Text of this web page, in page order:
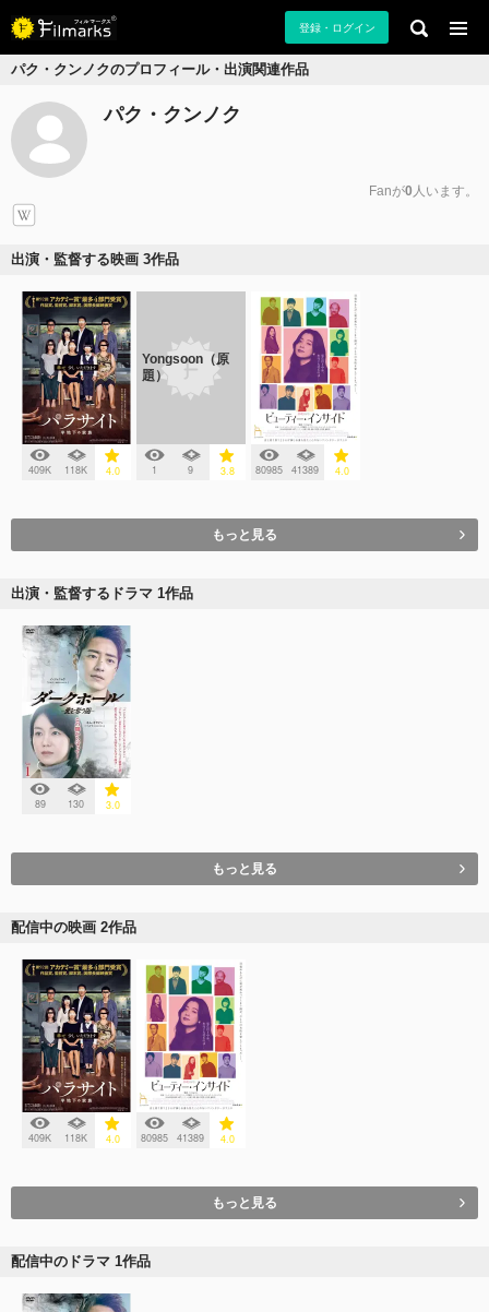
登録・ログイン
パク・クンノクのプロフィール・出演関連作品
パク・クンノク
Fanが0 人います。
出演・監督する映画 3作品
409K 118K 4.0
Yongsoon（原
題）
1 9 3.8 80985 41389 4.0
もっと見る
出演・監督するドラマ 1作品
89 130 3.0
もっと見る
配信中の映画 2作品
409K 118K 4.0 80985 41389 4.0
もっと見る
配信中のドラマ 1作品